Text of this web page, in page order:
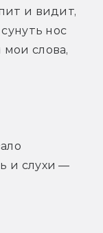
и видит,
нос
слова,
и слухи —